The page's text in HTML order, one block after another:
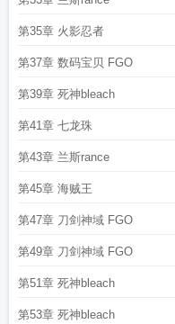
第35章 火影忍者
第37章 数码宝贝 FGO
第39章 死神bleach
第41章 七龙珠
第43章 兰斯rance
第45章 海贼王
第47章 刀剑神域 FGO
第49章 刀剑神域 FGO
第51章 死神bleach
第53章 死神bleach